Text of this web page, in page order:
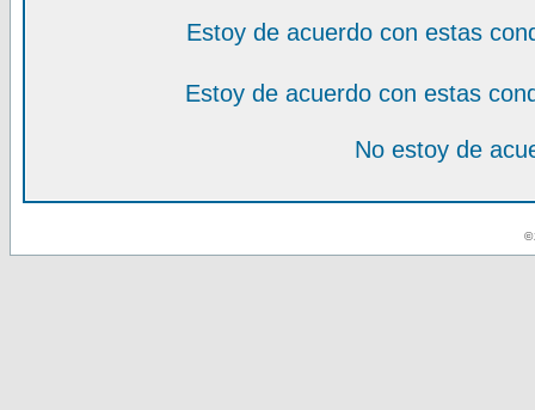
Estoy de acuerdo con estas
Estoy de acuerdo con estas
No estoy de
©